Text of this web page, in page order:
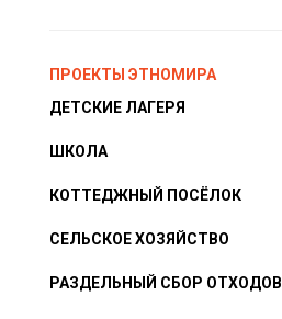
ПРОЕКТЫ ЭТНОМИРА
ДЕТСКИЕ ЛАГЕРЯ
ШКОЛА
КОТТЕДЖНЫЙ ПОСЁЛОК
СЕЛЬСКОЕ ХОЗЯЙСТВО
РАЗДЕЛЬНЫЙ СБОР ОТХОДОВ